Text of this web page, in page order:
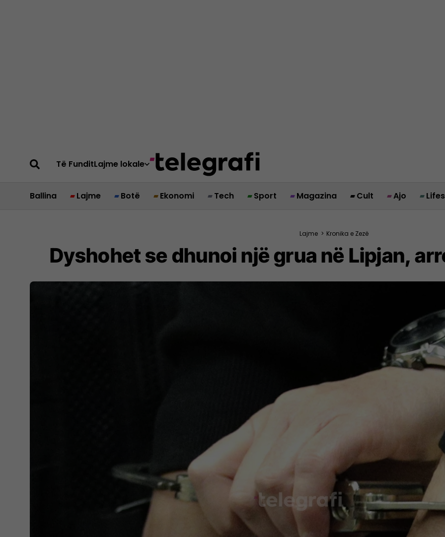
Të FunditLajme lokale
Ballina Lajme Botë Ekonomi Tech Sport Magazina Cult Ajo
Lajme > Kronika e Zezë
Dyshohet se dhunoi një grua në Lipjan,